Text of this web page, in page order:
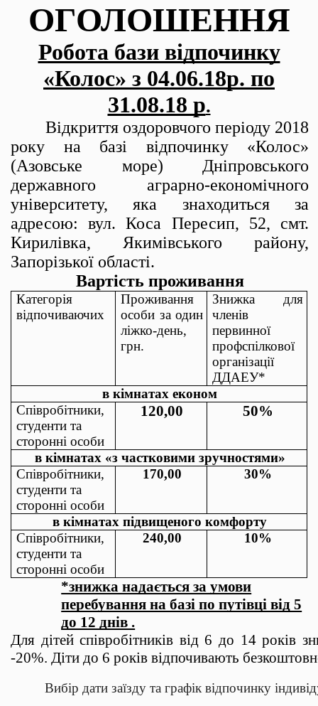
ОГОЛОШЕННЯ
Робота бази відпочинку
«Колос» з 04.06.18р. по
31.08.18 р.
Відкриття оздоровчого періоду 2018
року на базі відпочинку «Колос»
(Азовське море) Дніпровського
державного аграрно-економічного
університету, яка знаходиться за
адресою: вул. Коса Пересип, 52, смт.
Кирилівка, Якимівського району,
Запорізької області.
Вартість проживання
Категорія
відпочиваючих
Проживання
особи за один
ліжко-день,
грн.
Знижка для
членів
первинної
профспілкової
організації
ДДАЕУ*
в кімнатах економ
Співробітники,
студенти та
сторонні особи
120,00 50%
в кімнатах «з частковими зручностями»
Співробітники,
студенти та
сторонні особи
170,00 30%
в кімнатах підвищеного комфорту
Співробітники,
студенти та
сторонні особи
240,00 10%
*знижка надається за умови
перебування на базі по путівці від 5
до 12 днів .
Для дітей співробітників від 6 до 14 років
-20%. Діти до 6 років відпочивають
Вибір дати заїзду та графік відпочинку